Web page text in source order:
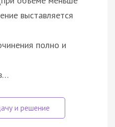
выставляется
полно и